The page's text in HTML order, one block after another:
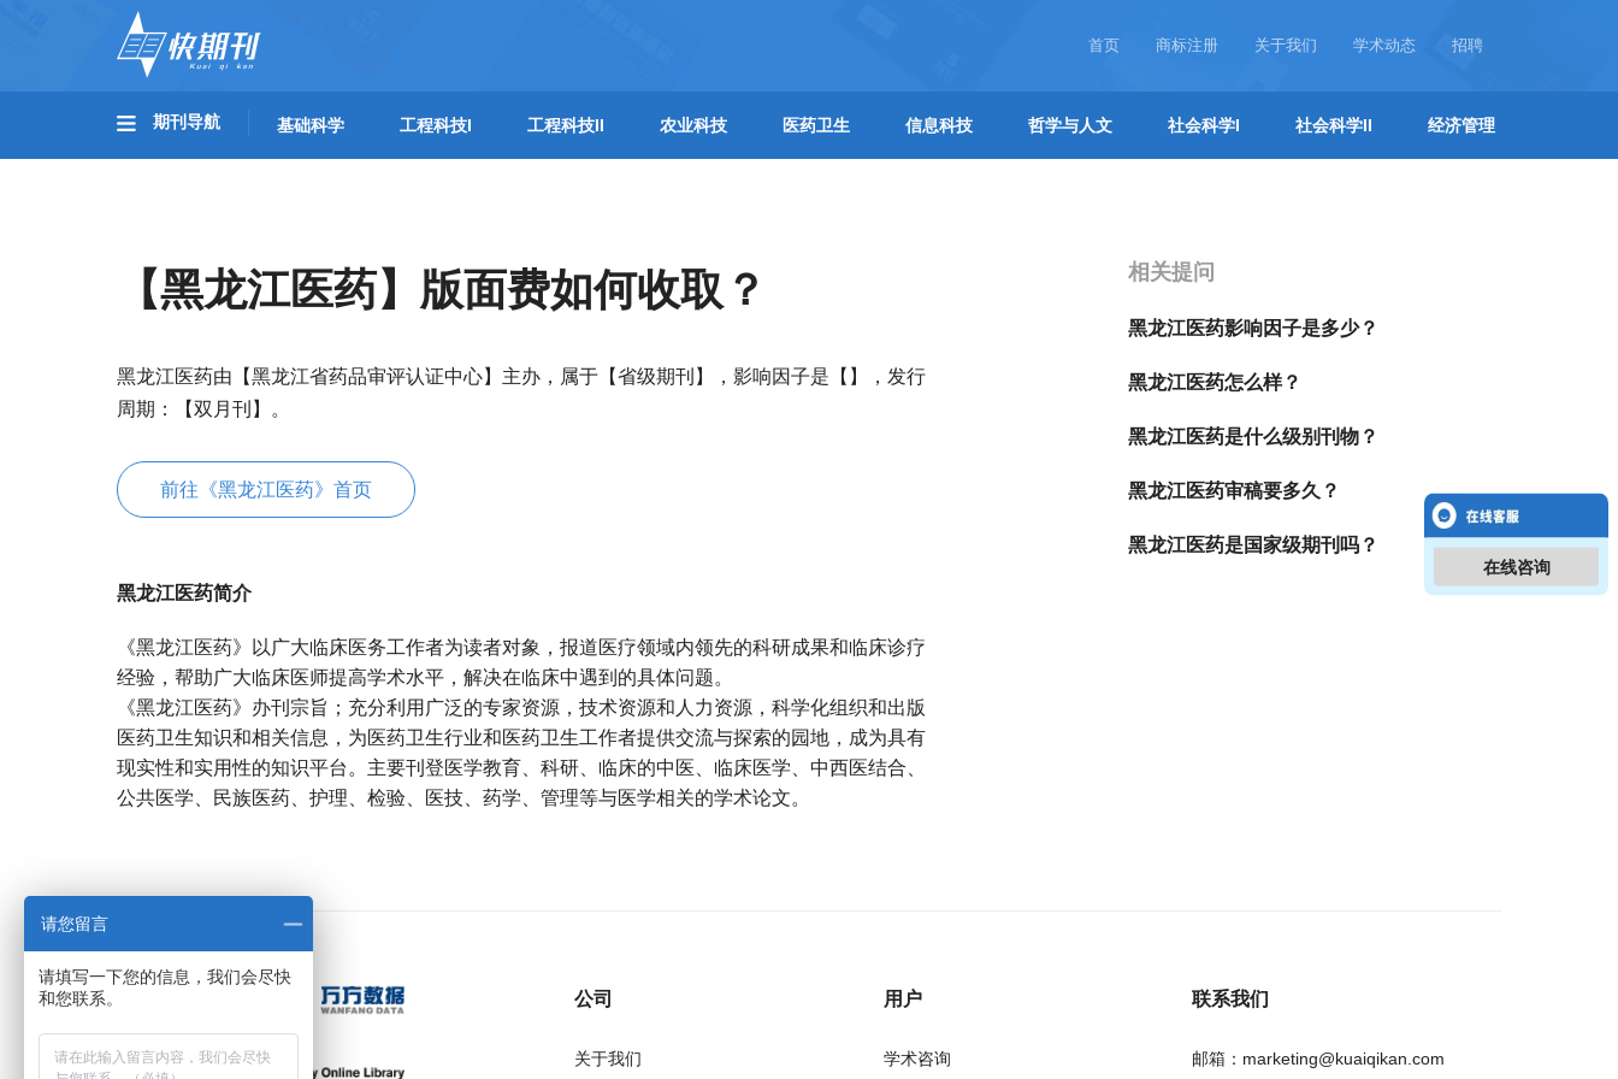
首页 商标注册 关于我们 学术动态 招聘
期刊导航 基础科学 工程科技I 工程科技II 农业科技 医药卫生 信息科技 哲学与人文 社会科学I 社会科学II 经济管理
【黑龙江医药】版面费如何收取？
黑龙江医药由【黑龙江省药品审评认证中心】主办，属于【省级期刊】，影响因子是【】，发行
周期：【双月刊】。
前往《黑龙江医药》首页
黑龙江医药简介
《黑龙江医药》以广大临床医务工作者为读者对象，报道医疗领域内领先的科研成果和临床诊疗
经验，帮助广大临床医师提高学术水平，解决在临床中遇到的具体问题。
《黑龙江医药》办刊宗旨；充分利用广泛的专家资源，技术资源和人力资源，科学化组织和出版
医药卫生知识和相关信息，为医药卫生行业和医药卫生工作者提供交流与探索的园地，成为具有
现实性和实用性的知识平台。主要刊登医学教育、科研、临床的中医、临床医学、中西医结合、
公共医学、民族医药、护理、检验、医技、药学、管理等与医学相关的学术论文。
相关提问
黑龙江医药影响因子是多少？
黑龙江医药怎么样？
黑龙江医药是什么级别刊物？
黑龙江医药审稿要多久？
黑龙江医药是国家级期刊吗？
公司
关于我们
用户
学术咨询
联系我们
邮箱：marketing@kuaiqikan.com
在线咨询
请您留言
请填写一下您的信息，我们会尽快
和您联系。